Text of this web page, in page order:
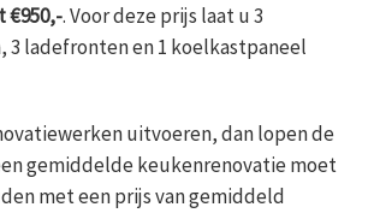
€950,-. Voor deze prijs laat u 3
3 ladefronten en 1 koelkastpaneel
uitvoeren, dan lopen de
gemiddelde keukenrenovatie moet
met een prijs van gemiddeld